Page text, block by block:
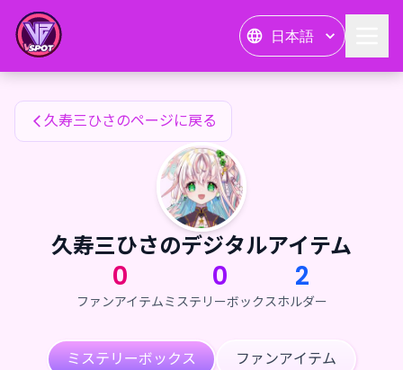
日本語
久寿三ひさのファンアイテム
久寿三ひさのページに戻る
久寿三ひさのデジタルアイテム
0
ファンアイテム
0
ミステリーボックス
2
ホルダー
ミステリーボックス ファンアイテム
久寿三ひさのファンアイテム — 24karat